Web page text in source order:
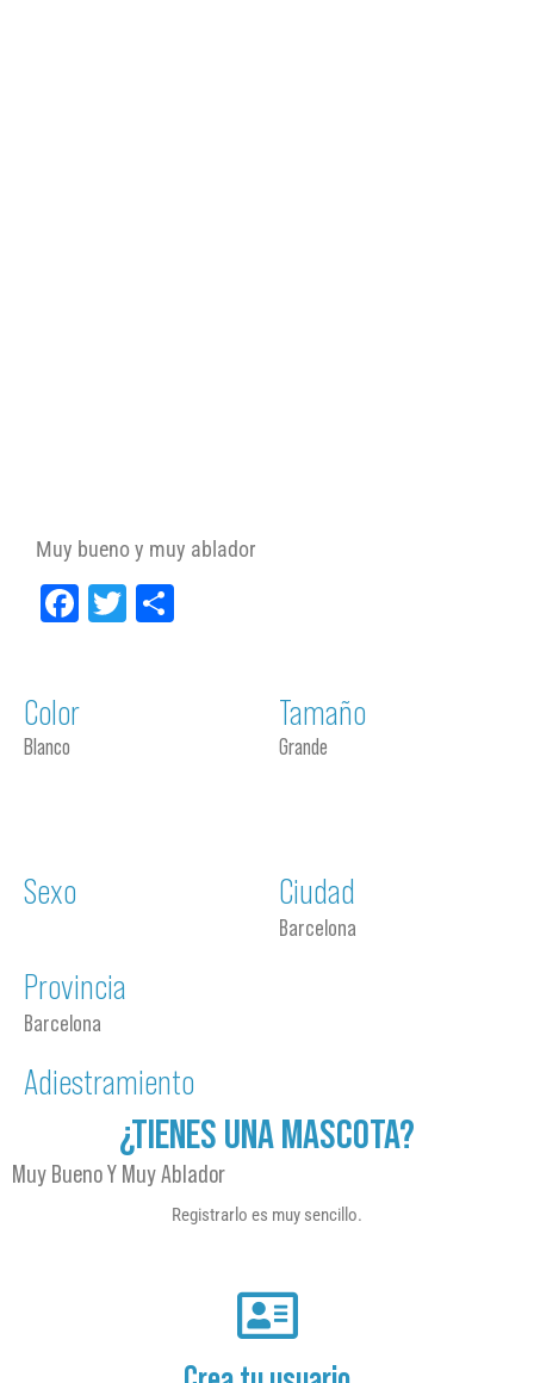
Muy bueno y muy ablador
Facebook
Twitter
Color
Blanco
Tamaño
Grande
Sexo Ciudad
Barcelona
Provincia
Barcelona
Adiestramiento
¿TIENES UNA MASCOTA?
Muy Bueno Y Muy Ablador
Registrarlo es muy sencillo.